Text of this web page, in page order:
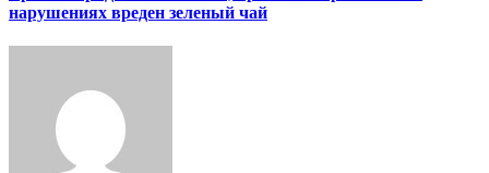
нарушениях вреден зеленый чай